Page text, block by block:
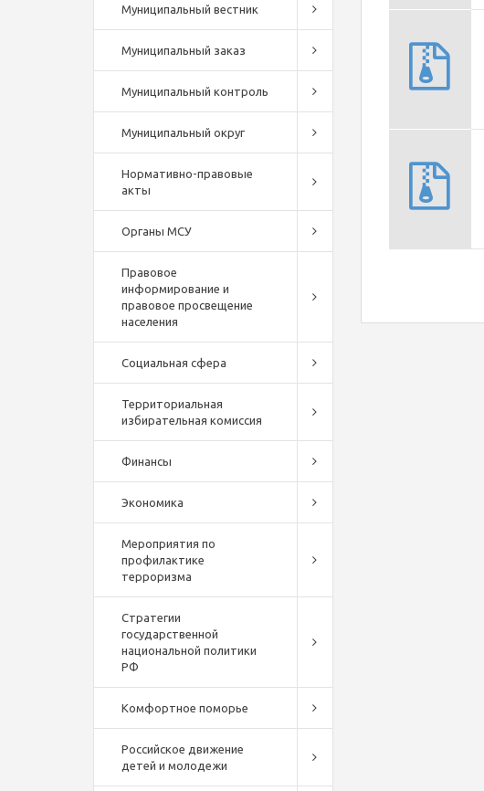
Муниципальный вестник
Муниципальный заказ
Муниципальный контроль
Муниципальный округ
Нормативно-правовые
акты
Органы МСУ
Правовое
информирование и
правовое просвещение
населения
Социальная сфера
Территориальная
избирательная комиссия
Финансы
Экономика
Мероприятия по
профилактике
терроризма
Стратегии
государственной
национальной политики
РФ
Комфортное поморье
Российское движение
детей и молодежи